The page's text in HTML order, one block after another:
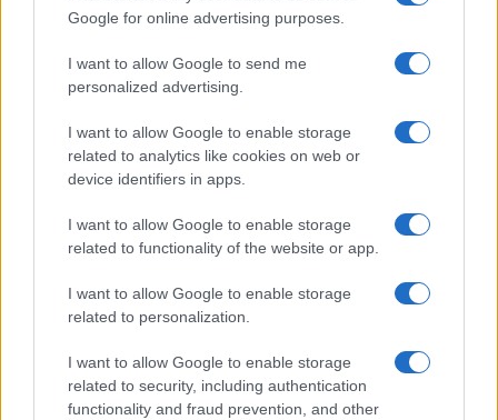
Google for online advertising purposes.
I want to allow Google to send me
personalized advertising.
I want to allow Google to enable storage
related to analytics like cookies on web or
device identifiers in apps.
I want to allow Google to enable storage
related to functionality of the website or app.
I want to allow Google to enable storage
related to personalization.
I want to allow Google to enable storage
related to security, including authentication
functionality and fraud prevention, and other
Cómo los delincuentes están explotando los cambios en la
Diego Martín · 6 Ago 2026
COTIZACIONES CRYPTO
(BTC)